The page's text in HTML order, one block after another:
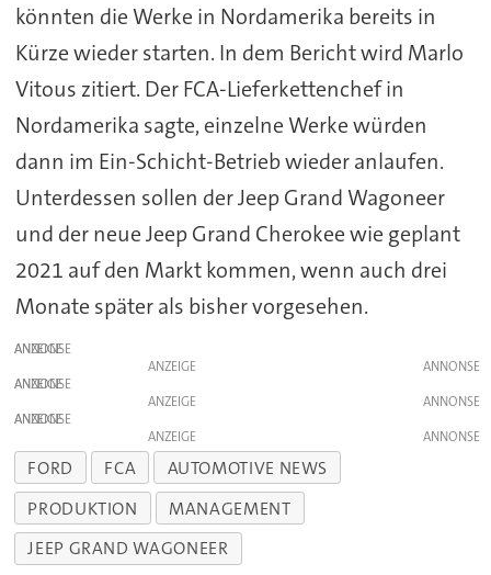
könnten die Werke in Nordamerika bereits in
Kürze wieder starten. In dem Bericht wird Marlo
Vitous zitiert. Der FCA-Lieferkettenchef in
Nordamerika sagte, einzelne Werke würden
dann im Ein-Schicht-Betrieb wieder anlaufen.
Unterdessen sollen der Jeep Grand Wagoneer
und der neue Jeep Grand Cherokee wie geplant
2021 auf den Markt kommen, wenn auch drei
Monate später als bisher vorgesehen.
ANZEIGE
ANZEIGE
ANZEIGE
ANZEIGE
ANZEIGE
ANZEIGE
FORD FCA
AUTOMOTIVE NEWS
PRODUKTION
MANAGEMENT
JEEP GRAND WAGONEER